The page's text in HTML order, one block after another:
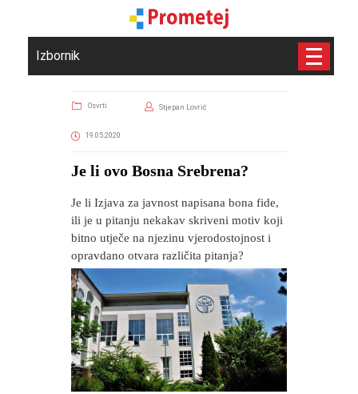
Izbornik
Osvrti Stjepan Lovrić
19.05.2020
Je li ovo Bosna Srebrena?
Je li Izjava za javnost napisana bona fide,
ili je u pitanju nekakav skriveni motiv koji
bitno utječe na njezinu vjerodostojnost i
opravdano otvara različita pitanja?